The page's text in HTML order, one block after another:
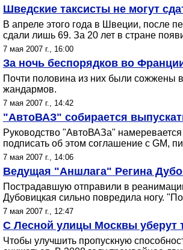
Шведские таксисты не могут
В апреле этого года в Швеции, после
сдали лишь 69. За 20 лет в стране
7 мая 2007 г., 16:00
За ночь беспорядков во
Почти половина из них были сожжены
жандармов.
7 мая 2007 г., 14:42
"АвтоВАЗ" собирается
Руководство "АвтоВАЗа"
подписать об этом соглашение с GM,
7 мая 2007 г., 14:06
Ведущая "Аншлага" Регина
Пострадавшую отправили в
Дубовицкая сильно повредила ногу.
7 мая 2007 г., 12:47
С Лесной улицы Москвы уберут
Чтобы улучшить пропускную